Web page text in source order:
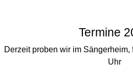
Termine
Derzeit proben wir im
Uhr